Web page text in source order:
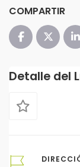
COMPARTIR
Detalle del